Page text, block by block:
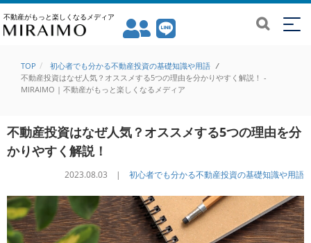
不動産がもっと楽しくなるメディア
TOP 初心者でも分かる不動産投資の基礎知識や用語 /
不動産投資はなぜ人気？オススメする5つの理由を分かりやすく解説！ -
MIRAIMO | 不動産がもっと楽しくなるメディア
不動産投資はなぜ人気？オススメする5つの理由を分
かりやすく解説！
2023.08.03 | 初心者でも分かる不動産投資の基礎知識や用語